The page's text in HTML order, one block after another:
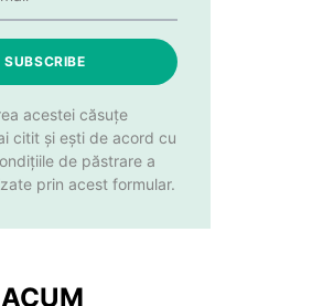
SUBSCRIBE
acestei căsuțe
citit și ești de acord cu
de păstrare a
prin acest formular.